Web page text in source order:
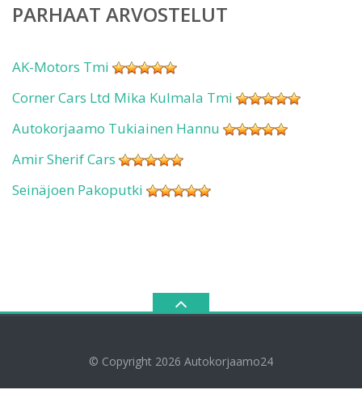
PARHAAT ARVOSTELUT
AK-Motors Tmi
Corner Cars Ltd Mika Kulmala Tmi
Autokorjaamo Tukiainen Hannu
Amir Sherif Cars
Seinäjoen Pakoputki
© Copyright 2026 Autokorjaamo24